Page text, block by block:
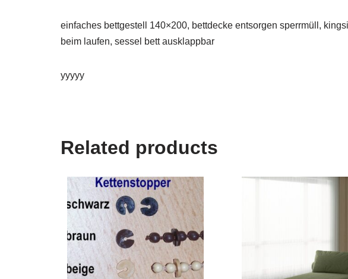
einfaches bettgestell 140×200, bettdecke entsorgen sperrmüll,
beim laufen, sessel bett ausklappbar
yyyyy
Related products